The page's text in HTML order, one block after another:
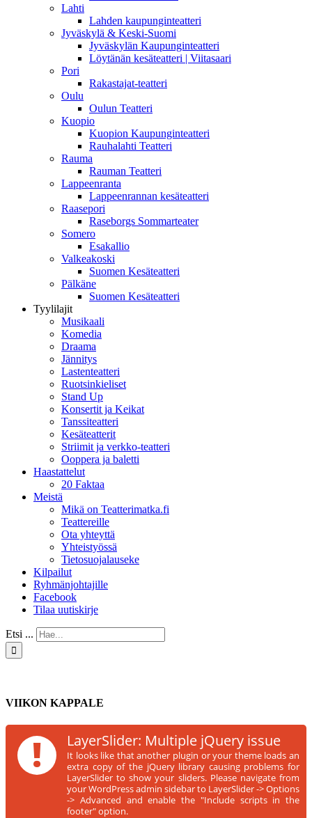
Lahti
Lahden kaupunginteatteri
Jyväskylä & Keski-Suomi
Jyväskylän Kaupunginteatteri
Löytänän kesäteatteri | Viitasaari
Pori
Rakastajat-teatteri
Oulu
Oulun Teatteri
Kuopio
Kuopion Kaupunginteatteri
Rauhalahti Teatteri
Rauma
Rauman Teatteri
Lappeenranta
Lappeenrannan kesäteatteri
Raasepori
Raseborgs Sommarteater
Somero
Esakallio
Valkeakoski
Suomen Kesäteatteri
Pälkäne
Suomen Kesäteatteri
Tyylilajit
Musikaali
Komedia
Draama
Jännitys
Lastenteatteri
Ruotsinkieliset
Stand Up
Konsertit ja Keikat
Tanssiteatteri
Kesäteatterit
Striimit ja verkko-teatteri
Ooppera ja baletti
Haastattelut
20 Faktaa
Meistä
Mikä on Teatterimatka.fi
Teattereille
Ota yhteyttä
Yhteistyössä
Tietosuojalauseke
Kilpailut
Ryhmänjohtajille
Facebook
Tilaa uutiskirje
Etsi ...
VIIKON KAPPALE
! LayerSlider: Multiple jQuery issue
It looks like that another plugin or your theme loads an
extra copy of the jQuery library causing problems for
LayerSlider to show your sliders. Please navigate from
your WordPress admin sidebar to LayerSlider -> Options
-> Advanced and enable the "Include scripts in the
footer" option.